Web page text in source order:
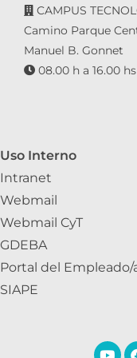
CAMPUS
Camino Parque
Manuel B. Gonnet
08.00 h a 16.00 hs
Uso Interno
Intranet
Webmail
Webmail CyT
GDEBA
Portal del Empleado/
SIAPE